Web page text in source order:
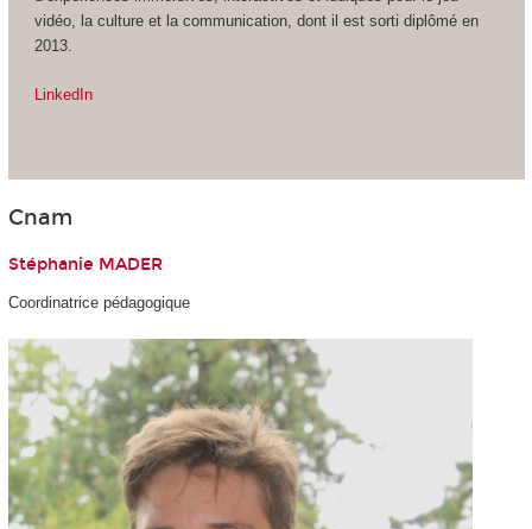
vidéo, la culture et la communication, dont il est sorti diplômé en
2013.
LinkedIn
Cnam
Stéphanie MADER
Coordinatrice pédagogique